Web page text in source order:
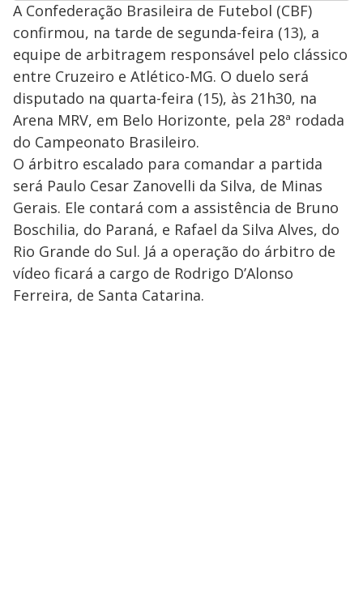
A Confederação Brasileira de Futebol (CBF)
confirmou, na tarde de segunda-feira (13), a
equipe de arbitragem responsável pelo clássico
entre Cruzeiro e Atlético-MG. O duelo será
disputado na quarta-feira (15), às 21h30, na
Arena MRV, em Belo Horizonte, pela 28ª rodada
do Campeonato Brasileiro.
O árbitro escalado para comandar a partida
será Paulo Cesar Zanovelli da Silva, de Minas
Gerais. Ele contará com a assistência de Bruno
Boschilia, do Paraná, e Rafael da Silva Alves, do
Rio Grande do Sul. Já a operação do árbitro de
vídeo ficará a cargo de Rodrigo D’Alonso
Ferreira, de Santa Catarina.